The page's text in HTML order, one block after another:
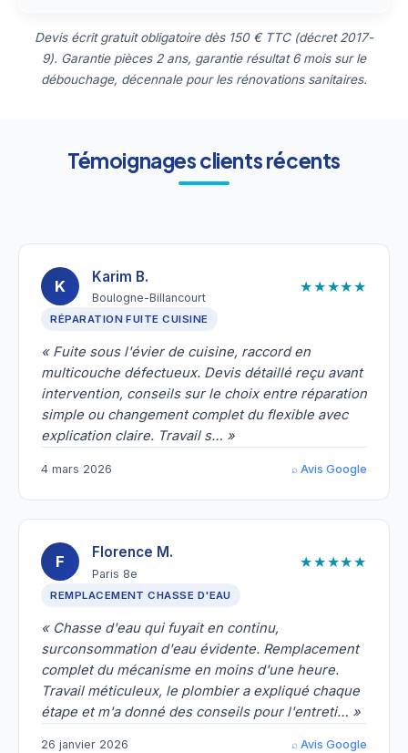
Devis écrit gratuit obligatoire dès 150 € TTC (décret 2017-
9). Garantie pièces 2 ans, garantie résultat 6 mois sur le
débouchage, décennale pour les rénovations sanitaires.
Témoignages clients récents
K
Karim B.
Boulogne-Billancourt
★★★★★
RÉPARATION FUITE CUISINE
« Fuite sous l'évier de cuisine, raccord en
multicouche défectueux. Devis détaillé reçu avant
intervention, conseils sur le choix entre réparation
simple ou changement complet du flexible avec
explication claire. Travail s… »
4 mars 2026 ⌕ Avis Google
F
Florence M.
Paris 8e
★★★★★
REMPLACEMENT CHASSE D'EAU
« Chasse d'eau qui fuyait en continu,
surconsommation d'eau évidente. Remplacement
complet du mécanisme en moins d'une heure.
Travail méticuleux, le plombier a expliqué chaque
étape et m'a donné des conseils pour l'entreti… »
26 janvier 2026 ⌕ Avis Google